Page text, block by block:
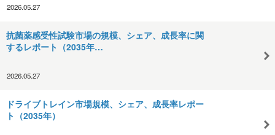
2026.05.27
抗菌薬感受性試験市場の規模、シェア、成長率に関
するレポート（2035年…
2026.05.27
ドライブトレイン市場規模、シェア、成長率レポー
ト（2035年）